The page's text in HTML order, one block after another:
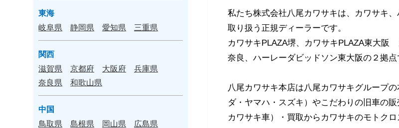
私たち株式会社八尾カワサキは、カワサキ
取り扱う正規ディーラーです。
カワサキPLAZA堺、カワサキPLAZA東大阪
奈良、ハーレーダビッドソン東大阪の２拠点
八尾カワサキ本店は八尾カワサキグループ
ダ・ヤマハ・スズキ）やこだわりの旧車の
カワサキ車）・買取からカワサキのモトク
東海
岐阜県
静岡県 愛知県 三重県
関西
滋賀県
京都府 大阪府
兵庫県
奈良県
和歌山県
中国
鳥取県
島根県 岡山県
広島県